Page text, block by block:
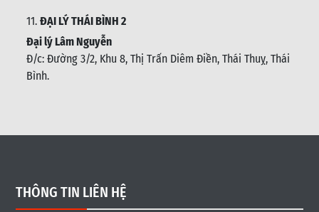
11. ĐẠI LÝ THÁI BÌNH 2
Đại lý Lâm Nguyễn
Đ/c: Đường 3/2, Khu 8, Thị Trấn Diêm Điền, Thái Thuỵ, Thái
Bình.
THÔNG TIN LIÊN HỆ